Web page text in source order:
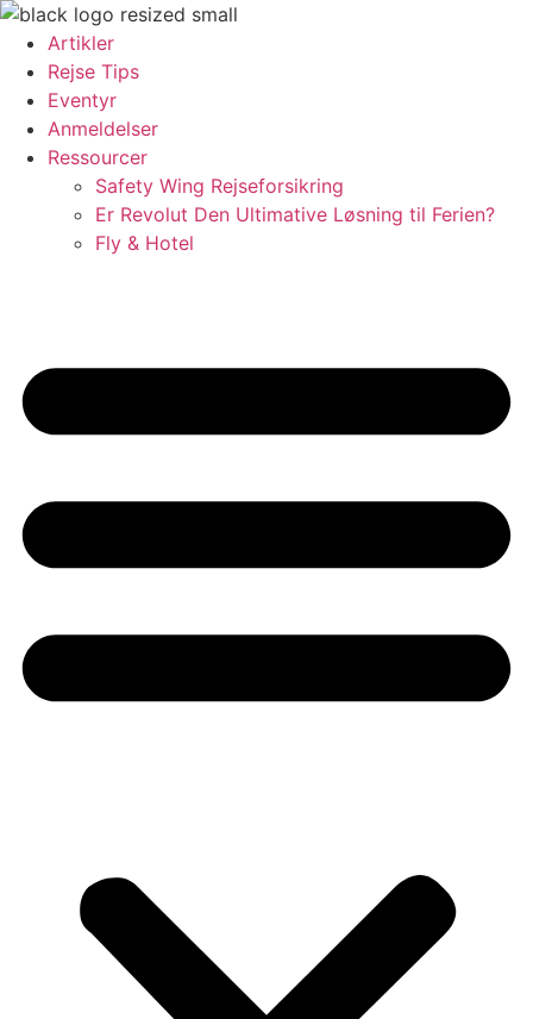
Videre
indhold
Artikler
Rejse Tips
Eventyr
Anmeldelser
Ressourcer
Safety Wing Rejseforsikring
Er Revolut Den Ultimative Løsning til Ferien?
Fly & Hotel